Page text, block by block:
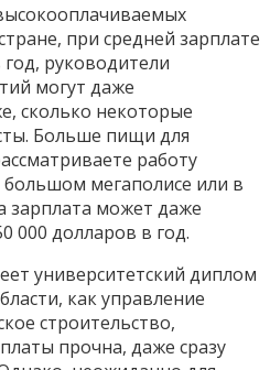
при средней зарплате
руководители
могут даже
сколько некоторые
Больше пищи для
работу
мегаполисе или в
зарплата может даже
000 долларов в год.
университетский диплом
как управление
строительство,
прочна, даже сразу